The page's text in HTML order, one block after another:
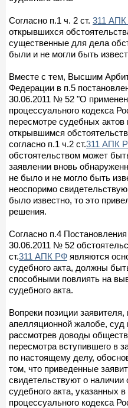
Согласно п.1 ч. 2 ст. 311
открывшихся
существенные для дела
были и не могли быть
Вместе с тем, Высшим
Федерации в п.5
30.06.2011 № 52 "О
процессуального кодекса
пересмотре судебных
открывшимся
согласно п.1 ч.2 ст.311 АПК
обстоятельством может
заявлении вновь
не было и не могло быть
неоспоримо
было известно, то это
решения.
Согласно п.4
30.06.2011 № 52
ст.311 АПК РФ являются
судебного акта, должны
способными повлиять на
судебного акта.
Вопреки позиции
апелляционной жалобе, суд
рассмотрев доводы
пересмотра вступившего в
по настоящему делу,
том, что приведенные
свидетельствуют о
судебного акта, указанных в
процессуального кодекса